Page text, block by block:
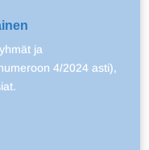
ja
4/2024 asti),